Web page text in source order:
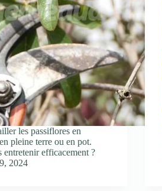
les passiflores en
pleine terre ou en pot.
entretenir efficacement ?
2024